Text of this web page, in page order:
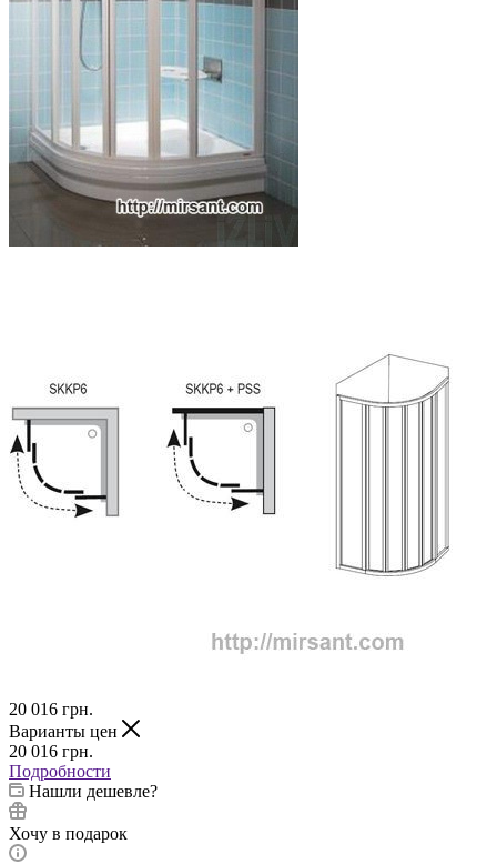
20 016 грн.
Варианты цен
20 016 грн.
Подробности
Нашли дешевле?
Хочу в подарок